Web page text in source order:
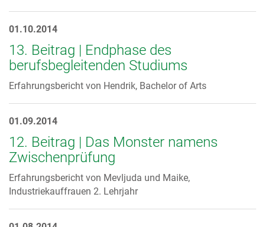
01.10.2014
13. Beitrag | Endphase des
berufsbegleitenden Studiums
Erfahrungsbericht von Hendrik, Bachelor of Arts
01.09.2014
12. Beitrag | Das Monster namens
Zwischenprüfung
Erfahrungsbericht von Mevljuda und Maike,
Industriekauffrauen 2. Lehrjahr